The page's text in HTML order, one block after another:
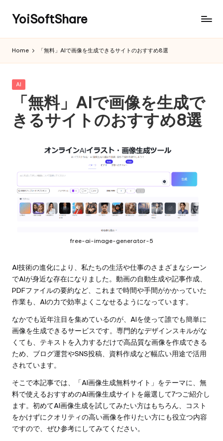
YoiSoftShare
Home 「無料」AIで画像を生成できるサイトのおすすめ8選
Posted
AI
「無料」AIで画像を生成で
きるサイトのおすすめ8選
free-ai-image-generator-5
AI技術の進化により、私たちの生活や仕事のさまざまなシーン
でAIが身近な存在になりました。動画の自動生成や記事作成、
PDFファイルの要約など、これまで時間や手間がかかっていた
作業も、AIの力で効率よくこなせるようになっています。
なかでも近年注目を集めているのが、AIを使って誰でも簡単に
画像を生成できるサービスです。専門的なデザインスキルがな
くても、テキストを入力するだけで高品質な画像を作成できる
ため、ブログ運営やSNS投稿、資料作成など幅広い用途で活用
されています。
そこで本記事では、「AI画像生成無料サイト」をテーマに、無
料で使えるおすすめのAI画像生成サイトを厳選して7つご紹介し
ます。初めてAI画像生成を試してみたい方はもちろん、コスト
をかけずにクオリティの高い画像を作りたい方にも役立つ内容
ですので、ぜひ参考にしてみてください。